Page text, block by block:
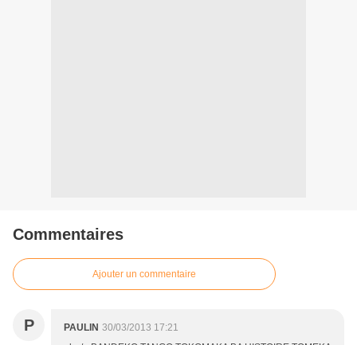
Commentaires
Ajouter un commentaire
P PAULIN 30/03/2013 17:21